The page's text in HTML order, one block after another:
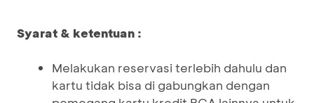
Syarat & ketentuan :
Melakukan reservasi terlebih dahulu dan
kartu tidak bisa di gabungkan dengan